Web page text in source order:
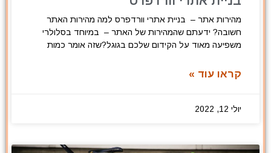
מהירות אתר – בניית אתרי וורדפרס למה מהירות האתר
חשובה? ידעתם שהמהירות של האתר – במיוחד בסלולרי
משפיעה מאוד על הקידום שלכם בגוגל?שזה אומר כמות
קראו עוד »
יולי 12, 2022